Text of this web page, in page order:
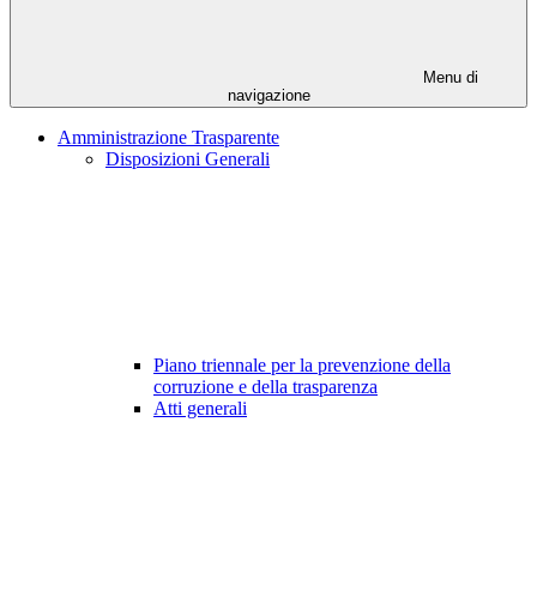
Menu di
navigazione
Amministrazione Trasparente
Disposizioni Generali
Piano triennale per la prevenzione della
corruzione e della trasparenza
Atti generali